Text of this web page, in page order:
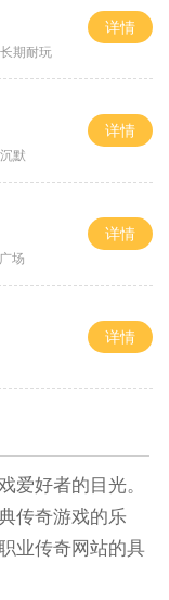
期耐玩
详情
默
详情
场
详情
详情
爱好者的目光。
传奇游戏的乐
业传奇网站的具